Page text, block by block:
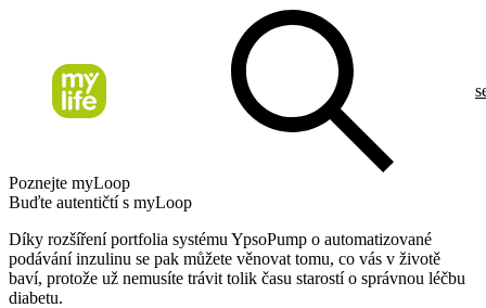
Poznejte myLoop
Buďte autentičtí s myLoop
Díky rozšíření portfolia systému YpsoPump o automatizované
podávání inzulinu se pak můžete věnovat tomu, co vás v životě
baví, protože už nemusíte trávit tolik času starostí o správnou léčbu
diabetu.